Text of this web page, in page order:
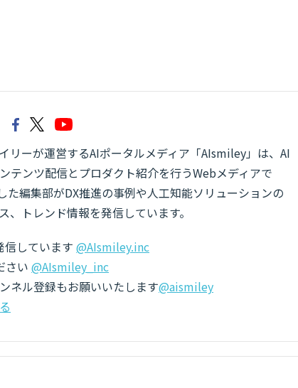
リーが運営するAIポータルメディア「AIsmiley」は、AI
テンツ配信とプロダクト紹介を行うWebメディアで
た編集部がDX推進の事例や人工知能ソリューションの
、トレンド情報を発信しています。
しています @AIsmiley.inc
さい @AIsmiley_inc
ネル登録もお願いいたします@aismiley